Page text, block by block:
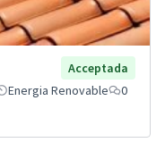
Acceptada
Energia Renovable
0